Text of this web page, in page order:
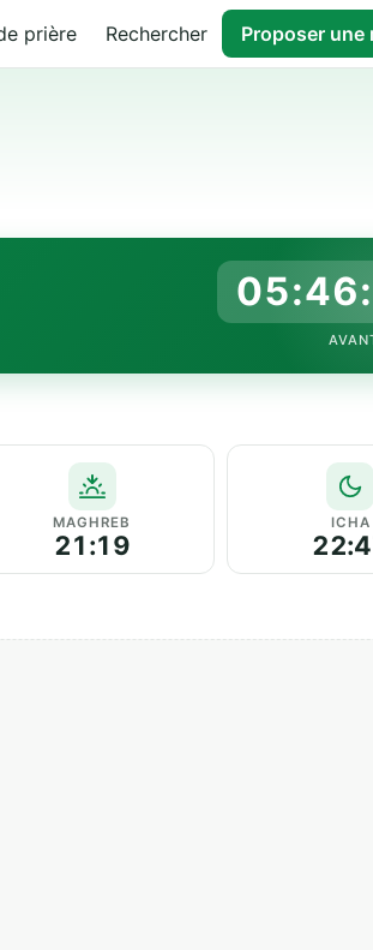
prière Rechercher Proposer une
MAGHREB
21:19
ICHA